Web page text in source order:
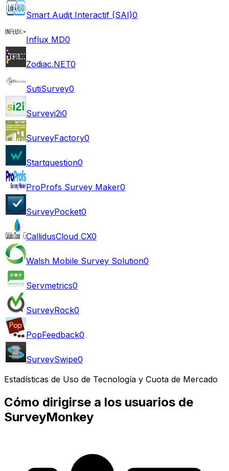
Smart Audit Interactif (SAI)0
Influx MD0
Zodiac.NET0
SutiSurvey0
Surveyi2i0
SurveyFactory0
Startquestion0
ProProfs Survey Maker0
SurveyPocket0
CallidusCloud CX0
Walsh Mobile Survey Solution0
Servmetrics0
SurveyRock0
PopFeedback0
SurveySwipe0
Estadísticas de Uso de Tecnología y Cuota de Mercado
Cómo dirigirse a los usuarios de
SurveyMonkey